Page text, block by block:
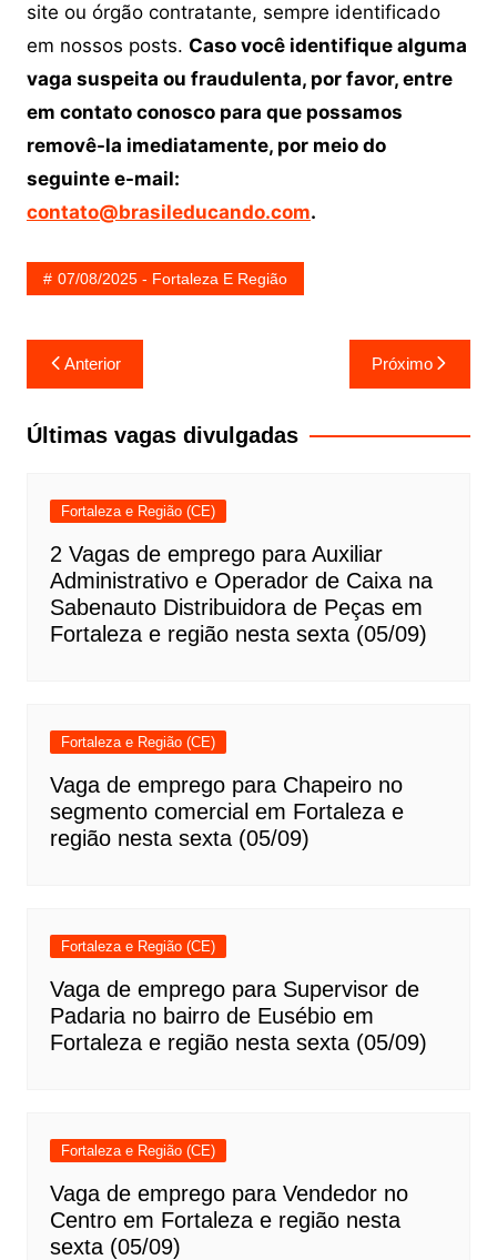
site ou órgão contratante, sempre identificado
em nossos posts. Caso você identifique alguma
vaga suspeita ou fraudulenta, por favor, entre
em contato conosco para que possamos
removê-la imediatamente, por meio do
seguinte e-mail:
contato@brasileducando.com.
07/08/2025 - Fortaleza E Região
Navegação
de
Post
Anterior Próximo
Últimas vagas divulgadas
Fortaleza e Região (CE)
2 Vagas de emprego para Auxiliar
Administrativo e Operador de Caixa na
Sabenauto Distribuidora de Peças em
Fortaleza e região nesta sexta (05/09)
Fortaleza e Região (CE)
Vaga de emprego para Chapeiro no
segmento comercial em Fortaleza e
região nesta sexta (05/09)
Fortaleza e Região (CE)
Vaga de emprego para Supervisor de
Padaria no bairro de Eusébio em
Fortaleza e região nesta sexta (05/09)
Fortaleza e Região (CE)
Vaga de emprego para Vendedor no
Centro em Fortaleza e região nesta
sexta (05/09)